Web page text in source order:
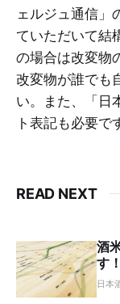
ェルジュ通信」
ていただいて結
の場合は改変物
改変物が誰でも
い。また、「日
ト表記も必要で
READ NEXT
酒
す！
日本